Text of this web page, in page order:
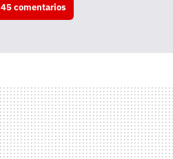
45 comentarios